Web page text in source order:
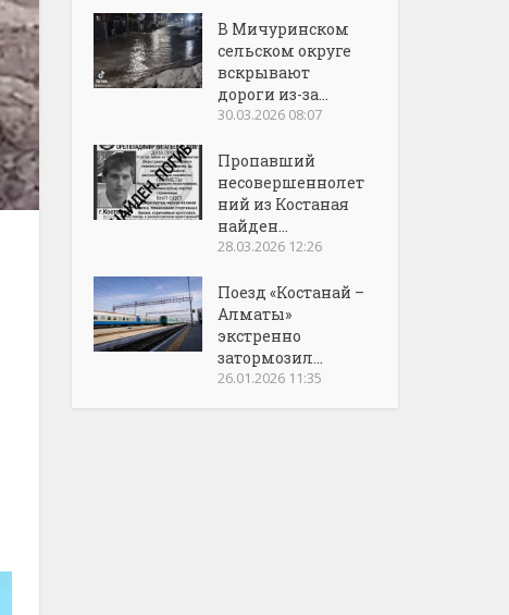
В Мичуринском
сельском округе
вскрывают
дороги из-за...
30.03.2026 08:07
Пропавший
несовершеннолет
ний из Костаная
найден...
28.03.2026 12:26
Поезд «Костанай –
Алматы»
экстренно
затормозил...
26.01.2026 11:35